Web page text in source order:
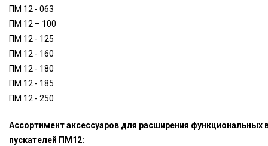
ПМ 12 - 063
ПМ 12 – 100
ПМ 12 - 125
ПМ 12 - 160
ПМ 12 - 180
ПМ 12 - 185
ПМ 12 - 250
Ассортимент аксессуаров для расширения функциональных
пускателей ПМ12: